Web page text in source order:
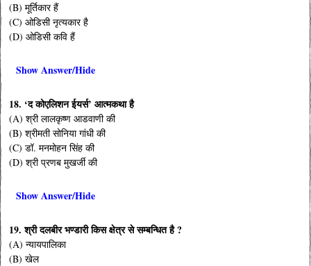
(B) मूर्तिकार हैं
(C) ओडिसी नृत्यकार है
(D) ओडिसी कवि हैं
Show Answer/Hide
18. ‘द कोएलिशन ईयर्स’ आत्मकथा है
(A) श्री लालकृष्ण आडवाणी की
(B) श्रीमती सोनिया गांधी की
(C) डॉ. मनमोहन सिंह की
(D) श्री प्रणब मुखर्जी की
Show Answer/Hide
19. श्री दलबीर भण्डारी किस क्षेत्र से सम्बन्धित है ?
(A) न्यायपालिका
(B) खेल